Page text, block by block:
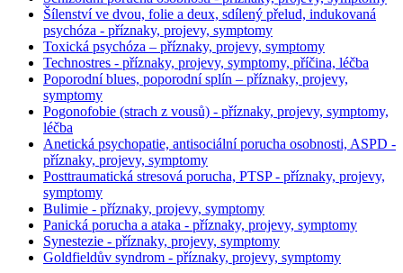
Šílenství ve dvou, folie a deux, sdílený přelud, indukovaná
psychóza - příznaky, projevy, symptomy
Toxická psychóza – příznaky, projevy, symptomy
Technostres - příznaky, projevy, symptomy, příčina, léčba
Poporodní blues, poporodní splín – příznaky, projevy,
symptomy
Pogonofobie (strach z vousů) - příznaky, projevy, symptomy,
léčba
Anetická psychopatie, antisociální porucha osobnosti, ASPD -
příznaky, projevy, symptomy
Posttraumatická stresová porucha, PTSP - příznaky, projevy,
symptomy
Bulimie - příznaky, projevy, symptomy
Panická porucha a ataka - příznaky, projevy, symptomy
Synestezie - příznaky, projevy, symptomy
Goldfieldův syndrom - příznaky, projevy, symptomy